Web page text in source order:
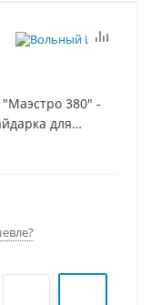
380" -
для
с
порогов
самоотлива,